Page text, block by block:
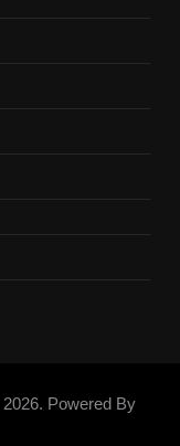
Powered By